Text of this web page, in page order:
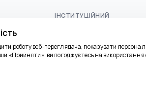
ІНСТИТУЦІЙНИЙ
тури
Оригінали Аліс
роботу веб-переглядача, показувати
«Прийняти», ви погоджуєтесь на використання